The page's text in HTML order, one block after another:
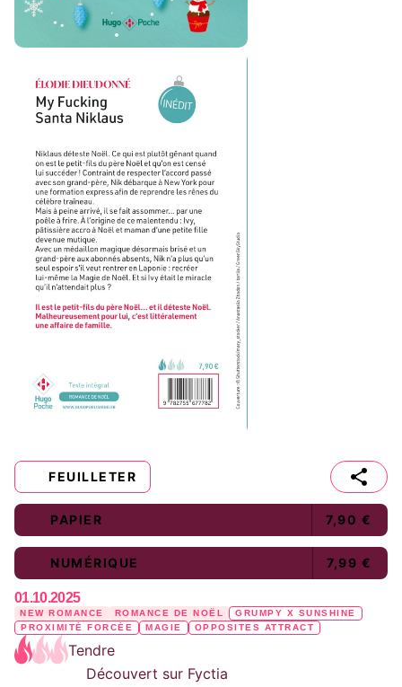
FEUILLETER
PAPIER 7,90 €
NUMÉRIQUE 7,99 €
01.10.2025
NEW ROMANCE ROMANCE DE NOËL
GRUMPY X SUNSHINE
PROXIMITÉ FORCÉE
MAGIE OPPOSITES ATTRACT
Tendre
Découvert sur Fyctia